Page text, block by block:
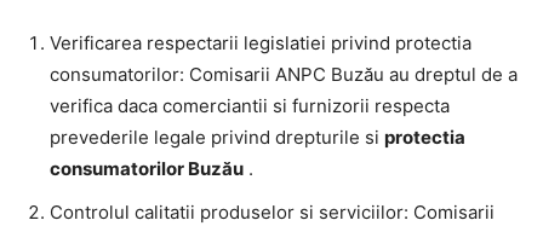
Verificarea respectarii legislatiei privind protectia
consumatorilor: Comisarii ANPC Buzău au dreptul de a
verifica daca comerciantii si furnizorii respecta
prevederile legale privind drepturile si protectia
consumatorilor Buzău .
Controlul calitatii produselor si serviciilor: Comisarii